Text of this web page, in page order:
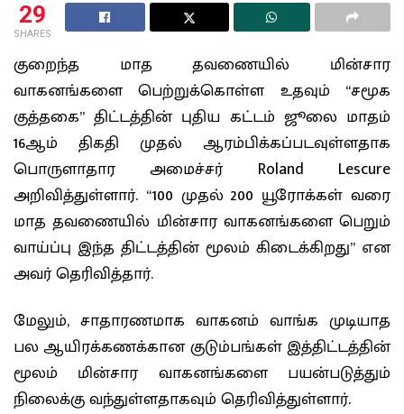
29
SHARES
குறைந்த மாத தவணையில் மின்சார
வாகனங்களை பெற்றுக்கொள்ள உதவும் “சமூக
குத்தகை” திட்டத்தின் புதிய கட்டம் ஜூலை மாதம்
16ஆம் திகதி முதல் ஆரம்பிக்கப்படவுள்ளதாக
பொருளாதார அமைச்சர் Roland Lescure
அறிவித்துள்ளார். “100 முதல் 200 யூரோக்கள் வரை
மாத தவணையில் மின்சார வாகனங்களை பெறும்
வாய்ப்பு இந்த திட்டத்தின் மூலம் கிடைக்கிறது” என
அவர் தெரிவித்தார்.
மேலும், சாதாரணமாக வாகனம் வாங்க முடியாத
பல ஆயிரக்கணக்கான குடும்பங்கள் இத்திட்டத்தின்
மூலம் மின்சார வாகனங்களை பயன்படுத்தும்
நிலைக்கு வந்துள்ளதாகவும் தெரிவித்துள்ளார்.